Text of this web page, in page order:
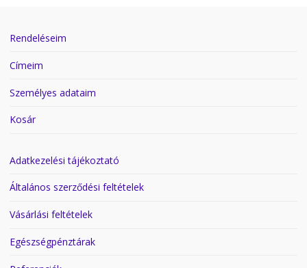
Rendeléseim
Címeim
Személyes adataim
Kosár
Adatkezelési tájékoztató
Általános szerződési feltételek
Vásárlási feltételek
Egészségpénztárak